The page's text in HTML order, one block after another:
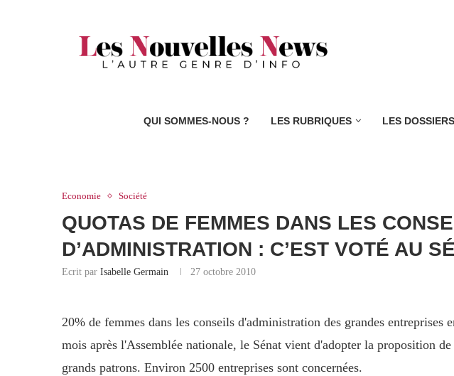
QUI SOMMES-NOUS ? LES RUBRIQUES LES DOSSIERS
Economie Société
QUOTAS DE FEMMES DANS LES
D’ADMINISTRATION : C’EST VOTÉ AU
Ecrit par Isabelle Germain 27 octobre 2010
20% de femmes dans les conseils d'administration des grandes entreprises
mois après l'Assemblée nationale, le Sénat vient d'adopter la proposition
grands patrons. Environ 2500 entreprises sont concernées.